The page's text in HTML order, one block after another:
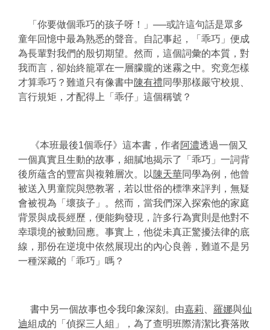
「你要做個乖巧的孩子呀！」 ──或許這句話是眾多
童年回憶中最為熟悉的聲音。自記事起，「乖巧」便成
為長輩對我們的殷切期望。然而，這個詞彙的本質，對
我而言，卻始終籠罩在一層朦朧的迷霧之中。究竟怎樣
才算乖巧？難道只有像書中 陳有禮同學那樣嚴守校規、
言行規矩，才配得上「乖仔」這個稱號？
《本班最後1個乖仔》這本書，作者阿濃透過一個又
一個真實且生動的故事，細膩地揭示了「乖巧」一詞背
後所蘊含的豐富與複雜層次。以 陳天華同學為例，他曾
被送入男童院與懲教署，若以世俗的標準來評判，無疑
會被視為「壞孩子」。然而，當我們深入探索他的家庭
背景與成長經歷，便能夠發現，許多行為實則是他對不
幸環境的被動回應。事實上，他從未真正驚擾法律的底
線，那份在逆境中依然展現出的內心良善，難道不是另
一種深藏的「乖巧」嗎？
書中另一個故事也令我印象深刻。由嘉莉 羅娜與仙
迪組成的「偵探三人組」，為了查明班際清潔比賽落敗